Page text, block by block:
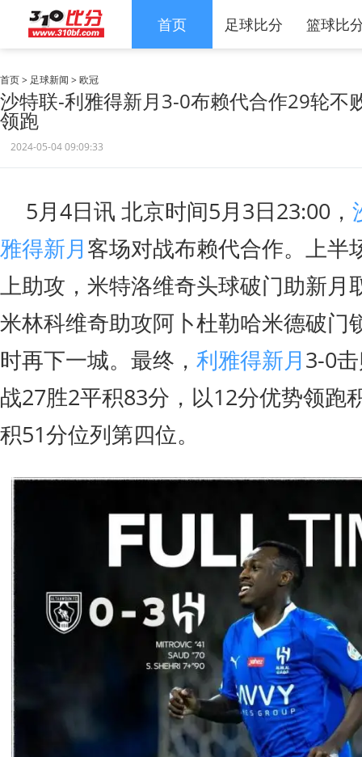
首页 足球比分 篮球比
首页> 足球新闻 >欧冠
沙特联-利雅得新月3-0布赖代合作29轮不
领跑
2024-05-04 09:09:33
5月4日讯 北京时间5月3日23:00，
雅得新月客场对战布赖代合作。上半
上助攻，米特洛维奇头球破门助新月
米林科维奇助攻阿卜杜勒哈米德破门
时再下一城。最终， 利雅得新月3-0
战27胜2平积83分，以12分优势领跑
积51分位列第四位。